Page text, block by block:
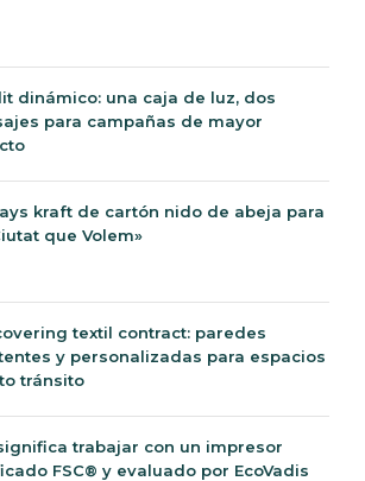
dinámico: una caja de luz, dos
para campañas de mayor
kraft de cartón nido de abeja para
que Volem»
textil contract: paredes
y personalizadas para espacios
tránsito
trabajar con un impresor
FSC® y evaluado por EcoVadis